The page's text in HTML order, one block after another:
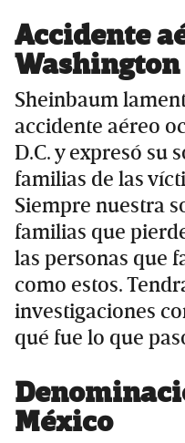
Accidente
Washington
Sheinbaum
accidente aéreo
D.C. y expresó su
familias de las
Siempre nuestra
familias que
las personas que
como estos.
investigaciones
qué fue lo que
México